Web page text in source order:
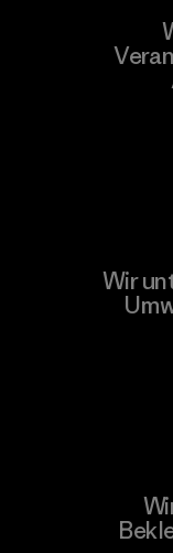
Wir